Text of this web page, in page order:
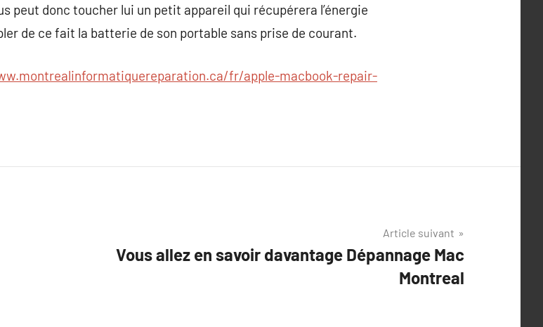
peut donc toucher lui un petit appareil qui récupérera l’énergie
de ce fait la batterie de son portable sans prise de courant.
fr/apple-macbook-repair-
Article suivant
Vous allez en savoir davantage Dépannage Mac
Montreal